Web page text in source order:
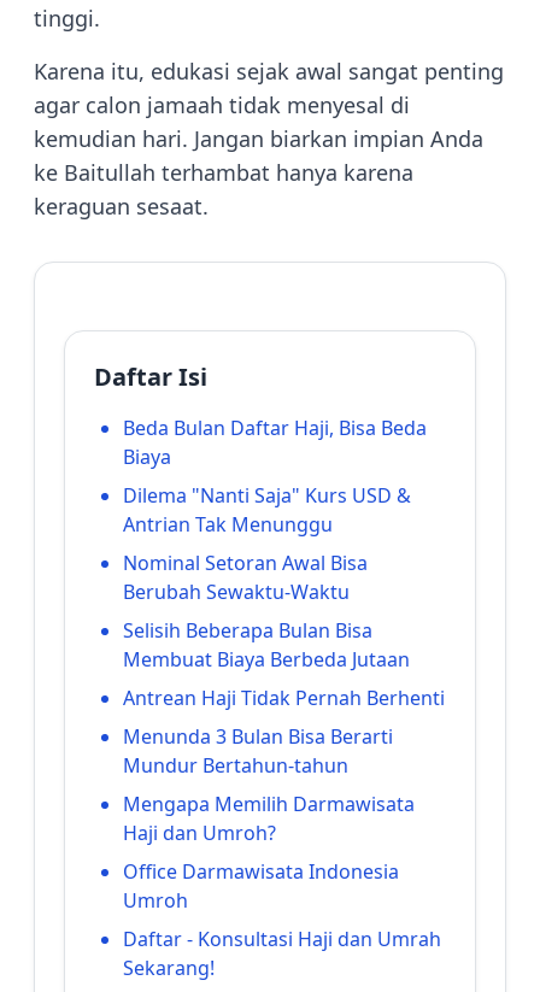
tinggi.
Karena itu, edukasi sejak awal sangat penting
agar calon jamaah tidak menyesal di
kemudian hari. Jangan biarkan impian Anda
ke Baitullah terhambat hanya karena
keraguan sesaat.
Daftar Isi
Beda Bulan Daftar Haji, Bisa Beda
Biaya
Dilema "Nanti Saja" Kurs USD &
Antrian Tak Menunggu
Nominal Setoran Awal Bisa
Berubah Sewaktu-Waktu
Selisih Beberapa Bulan Bisa
Membuat Biaya Berbeda Jutaan
Antrean Haji Tidak Pernah Berhenti
Menunda 3 Bulan Bisa Berarti
Mundur Bertahun-tahun
Mengapa Memilih Darmawisata
Haji dan Umroh?
Office Darmawisata Indonesia
Umroh
Daftar - Konsultasi Haji dan Umrah
Sekarang!